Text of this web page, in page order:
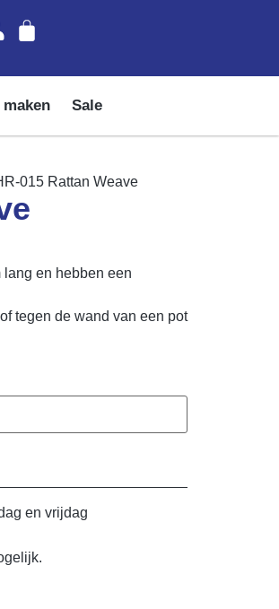
Sale
015 Rattan Weave
en hebben een
tegen de wand van een pot
en vrijdag